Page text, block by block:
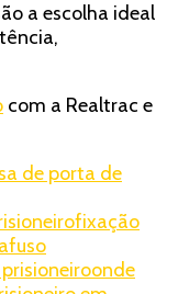
a escolha ideal
com a Realtrac e
de porta de
fixação
onde